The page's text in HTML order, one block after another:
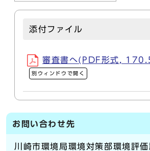
添付ファイル
審査書へ(PDF形式,
別ウィンドウで開く
お問い合わせ先
川崎市環境局環境対策部環境評価